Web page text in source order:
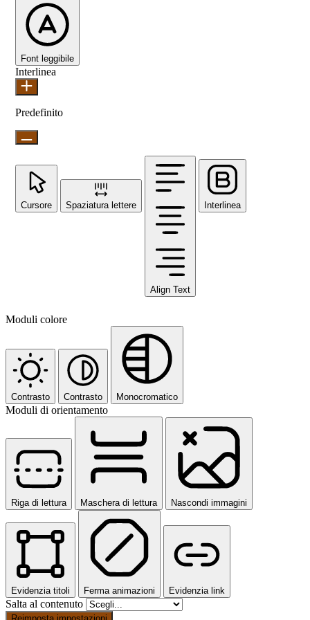
Font leggibile
Interlinea
Predefinito
Cursore Spaziatura lettere
Align Text
Interlinea
Moduli colore
Contrasto Contrasto Monocromatico
Moduli di orientamento
Riga di lettura Maschera di lettura Nascondi immagini
Evidenzia titoli Ferma animazioni Evidenzia link
Salta al contenuto